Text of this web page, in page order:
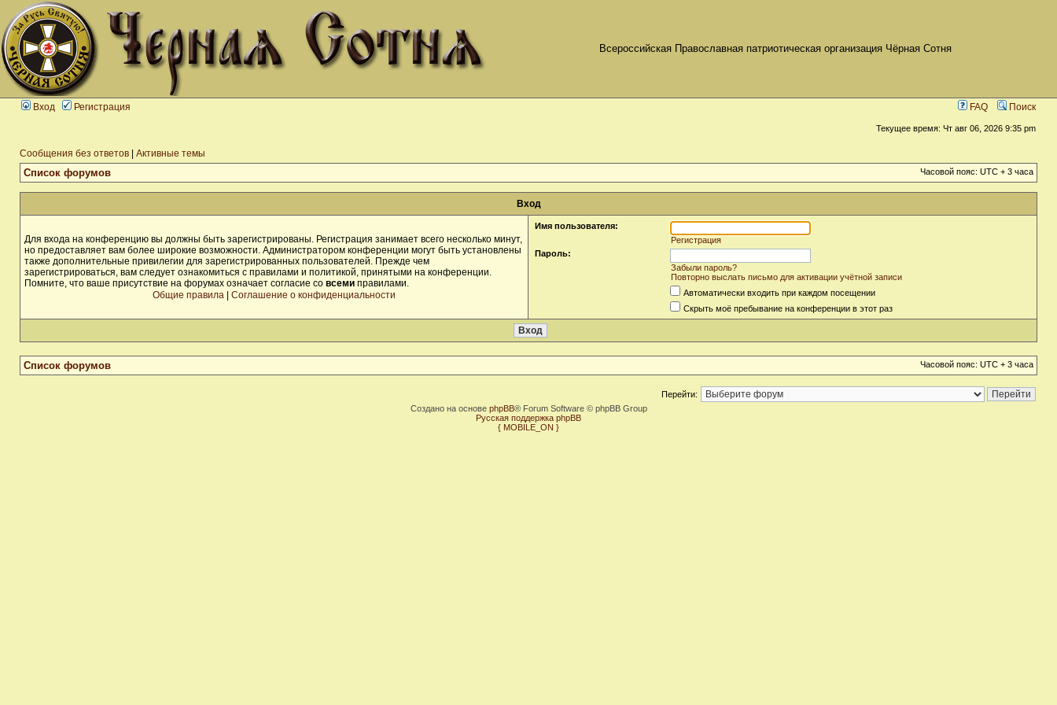
Всероссийская Православная патриотическая организация Чёрная Сотня
Вход Регистрация FAQ Поиск
Текущее время: Чт авг 06, 2026 9:35 pm
Сообщения без ответов Активные темы
Список форумов Часовой пояс: UTC + 3 часа
Вход
Для входа на конференцию вы должны быть зарегистрированы. Регистрация занимает всего несколько минут,
но предоставляет вам более широкие возможности. Администратором конференции могут быть установлены
также дополнительные привилегии для зарегистрированных пользователей. Прежде чем
зарегистрироваться, вам следует ознакомиться с правилами и политикой, принятыми на конференции.
Помните, что ваше присутствие на форумах означает согласие со всеми правилами.
Общие правила
Соглашение о конфиденциальности
Имя пользователя:
Регистрация
Пароль:
Забыли пароль?
Повторно выслать письмо для активации учётной записи
Автоматически входить при каждом посещении
Скрыть моё пребывание на конференции в этот раз
Список форумов Часовой пояс: UTC + 3 часа
Перейти:
Создано на основе phpBB® Forum Software © phpBB Group
Русская поддержка phpBB
{ MOBILE_ON }